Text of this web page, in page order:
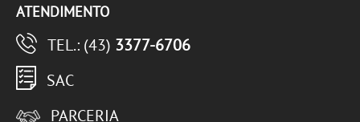
ATENDIMENTO
TEL.: (43) 3377-6706
SAC
PARCERIA